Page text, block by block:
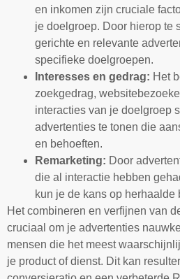
en inkomen zijn cruciale
je doelgroep. Door hierop te
gerichte en relevante
specifieke doelgroepen.
Interesses en gedrag: Het
zoekgedrag,
interacties van je doelgroep
advertenties te tonen die
en behoeften.
Remarketing: Door
die al interactie hebben
kun je de kans op herhaalde
Het combineren en verfijnen van
cruciaal om je advertenties
mensen die het meest
je product of dienst. Dit kan